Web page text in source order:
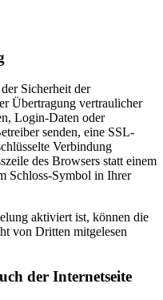
Sicherheit der
Übertragung vertraulicher
Login-Daten oder
senden, eine SSL-
Verbindung
des Browsers statt einem
Schloss-Symbol in Ihrer
aktiviert ist, können die
von Dritten mitgelesen
der Internetseite